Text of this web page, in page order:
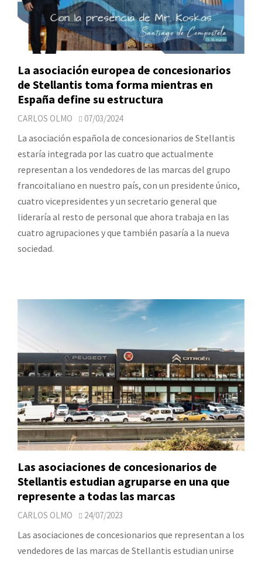
La asociación europea de concesionarios
de Stellantis toma forma mientras en
España define su estructura
CARLOS OLMO 07/03/2024
La asociación española de concesionarios de Stellantis
estaría integrada por las cuatro que actualmente
representan a los vendedores de las marcas del grupo
francoitaliano en nuestro país, con un presidente único,
cuatro vicepresidentes y un secretario general que
lideraría al resto de personal que ahora trabaja en las
cuatro agrupaciones y que también pasaría a la nueva
sociedad.
Las asociaciones de concesionarios de
Stellantis estudian agruparse en una que
represente a todas las marcas
CARLOS OLMO 24/07/2023
Las asociaciones de concesionarios que representan a los
vendedores de las marcas de Stellantis estudian unirse